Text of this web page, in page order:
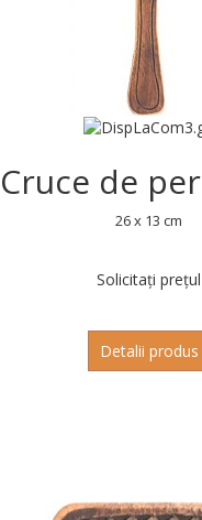
Cruce de
26 x 13 cm
Solicitați prețul
Detalii produs